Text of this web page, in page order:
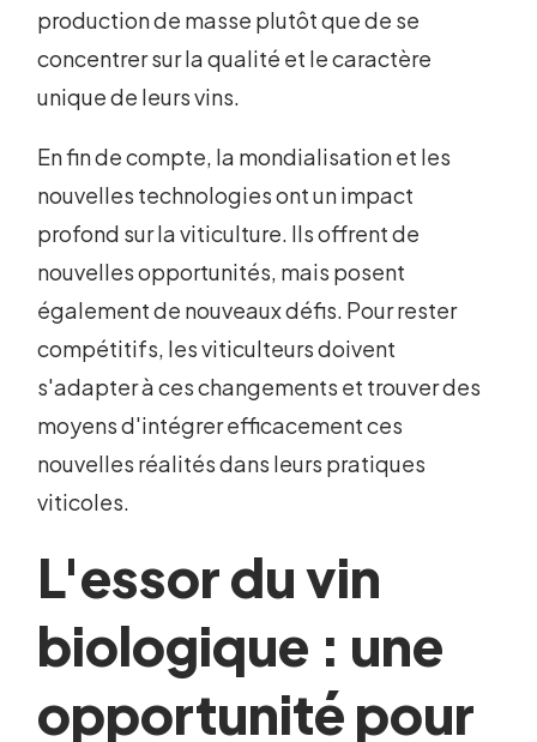
production de masse plutôt que de se
concentrer sur la qualité et le caractère
unique de leurs vins.
En fin de compte, la mondialisation et les
nouvelles technologies ont un impact
profond sur la viticulture. Ils offrent de
nouvelles opportunités, mais posent
également de nouveaux défis. Pour rester
compétitifs, les viticulteurs doivent
s'adapter à ces changements et trouver des
moyens d'intégrer efficacement ces
nouvelles réalités dans leurs pratiques
viticoles.
L'essor du vin
biologique : une
opportunité pour